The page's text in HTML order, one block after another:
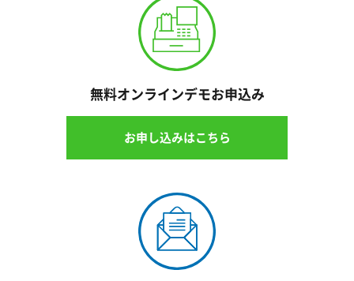
無料オンラインデモお申込み
お申し込みはこちら